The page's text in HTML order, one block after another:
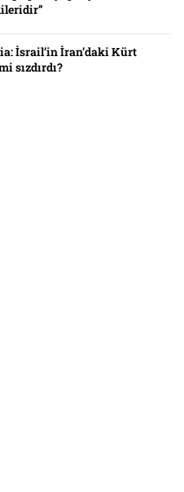
İsrail’in İran’daki Kürt
sızdırdı?